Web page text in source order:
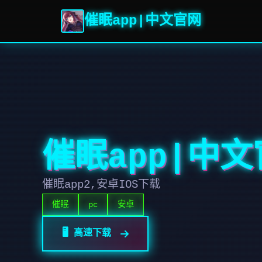
催眠app|中文官网
催眠app|中文
催眠app2,安卓IOS下载
催眠 pc 安卓
🖥️ 高速下载